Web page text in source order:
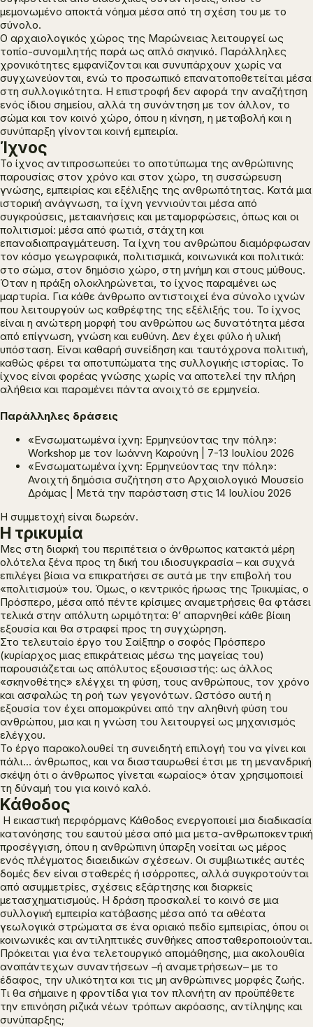
μεμονωμένο αποκτά νόημα μέσα από τη σχέση του με το
σύνολο.
Ο αρχαιολογικός χώρος της Μαρώνειας λειτουργεί ως
τοπίο-συνομιλητής παρά ως απλό σκηνικό. Παράλληλες
χρονικότητες εμφανίζονται και συνυπάρχουν χωρίς να
συγχωνεύονται, ενώ το προσωπικό επανατοποθετείται μέσα
στη συλλογικότητα. Η επιστροφή δεν αφορά την αναζήτηση
ενός ίδιου σημείου, αλλά τη συνάντηση με τον άλλον, το
σώμα και τον κοινό χώρο, όπου η κίνηση, η μεταβολή και η
συνύπαρξη γίνονται κοινή εμπειρία.
Ίχνος
Το ίχνος αντιπροσωπεύει το αποτύπωμα της ανθρώπινης
παρουσίας στον χρόνο και στον χώρο, τη συσσώρευση
γνώσης, εμπειρίας και εξέλιξης της ανθρωπότητας. Κατά μια
ιστορική ανάγνωση, τα ίχνη γεννιούνται μέσα από
συγκρούσεις, μετακινήσεις και μεταμορφώσεις, όπως και οι
πολιτισμοί: μέσα από φωτιά, στάχτη και
επαναδιαπραγμάτευση. Τα ίχνη του ανθρώπου διαμόρφωσαν
τον κόσμο γεωγραφικά, πολιτισμικά, κοινωνικά και πολιτικά:
στο σώμα, στον δημόσιο χώρο, στη μνήμη και στους μύθους.
Όταν η πράξη ολοκληρώνεται, το ίχνος παραμένει ως
μαρτυρία. Για κάθε άνθρωπο αντιστοιχεί ένα σύνολο ιχνών
που λειτουργούν ως καθρέφτης της εξέλιξής του. Το ίχνος
είναι η ανώτερη μορφή του ανθρώπου ως δυνατότητα μέσα
από επίγνωση, γνώση και ευθύνη. Δεν έχει φύλο ή υλική
υπόσταση. Είναι καθαρή συνείδηση και ταυτόχρονα πολιτική,
καθώς φέρει τα αποτυπώματα της συλλογικής ιστορίας. Το
ίχνος είναι φορέας γνώσης χωρίς να αποτελεί την πλήρη
αλήθεια και παραμένει πάντα ανοιχτό σε ερμηνεία.
Παράλληλες δράσεις
«Ενσωματωμένα ίχνη: Ερμηνεύοντας την πόλη»:
Workshop με τον Ιωάννη Καρούνη | 7-13 Ιουλίου 2026
«Ενσωματωμένα ίχνη: Ερμηνεύοντας την πόλη»:
Ανοιχτή δημόσια συζήτηση στο Αρχαιολογικό Μουσείο
Δράμας | Μετά την παράσταση στις 14 Ιουλίου 2026
Η συμμετοχή είναι δωρεάν.
Η τρικυμία
Μες στη διαρκή του περιπέτεια ο άνθρωπος κατακτά μέρη
ολότελα ξένα προς τη δική του ιδιοσυγκρασία – και συχνά
επιλέγει βίαια να επικρατήσει σε αυτά με την επιβολή του
«πολιτισμού» του. Όμως, ο κεντρικός ήρωας της Τρικυμίας, ο
Πρόσπερο, μέσα από πέντε κρίσιμες αναμετρήσεις θα φτάσει
τελικά στην απόλυτη ωριμότητα: θ’ απαρνηθεί κάθε βίαιη
εξουσία και θα στραφεί προς τη συγχώρηση.
Στο τελευταίο έργο του Σαίξπηρ ο σοφός Πρόσπερο
(κυρίαρχος μιας επικράτειας μέσω της μαγείας του)
παρουσιάζεται ως απόλυτος εξουσιαστής: ως άλλος
«σκηνοθέτης» ελέγχει τη φύση, τους ανθρώπους, τον χρόνο
και ασφαλώς τη ροή των γεγονότων. Ωστόσο αυτή η
εξουσία τον έχει απομακρύνει από την αληθινή φύση του
ανθρώπου, μια και η γνώση του λειτουργεί ως μηχανισμός
ελέγχου.
Το έργο παρακολουθεί τη συνειδητή επιλογή του να γίνει και
πάλι… άνθρωπος, και να διασταυρωθεί έτσι με τη μενανδρική
σκέψη ότι ο άνθρωπος γίνεται «ωραίος» όταν χρησιμοποιεί
τη δύναμή του για κοινό καλό.
Κάθοδος
Η εικαστική περφόρμανς Κάθοδος ενεργοποιεί μια διαδικασία
κατανόησης του εαυτού μέσα από μια μετα-ανθρωποκεντρική
προσέγγιση, όπου η ανθρώπινη ύπαρξη νοείται ως μέρος
ενός πλέγματος διαειδικών σχέσεων. Οι συμβιωτικές αυτές
δομές δεν είναι σταθερές ή ισόρροπες, αλλά συγκροτούνται
από ασυμμετρίες, σχέσεις εξάρτησης και διαρκείς
μετασχηματισμούς. H δράση προσκαλεί το κοινό σε μια
συλλογική εμπειρία κατάβασης μέσα από τα αθέατα
γεωλογικά στρώματα σε ένα οριακό πεδίο εμπειρίας, όπου οι
κοινωνικές και αντιληπτικές συνθήκες αποσταθεροποιούνται.
Πρόκειται για ένα τελετουργικό απομάθησης, μια ακολουθία
αναπάντεχων συναντήσεων –ή αναμετρήσεων– με το
έδαφος, την υλικότητα και τις μη ανθρώπινες μορφές ζωής.
Τι θα σήμαινε η φροντίδα για τον πλανήτη αν προϋπέθετε
την επινόηση ριζικά νέων τρόπων ακρόασης, αντίληψης και
συνύπαρξης;